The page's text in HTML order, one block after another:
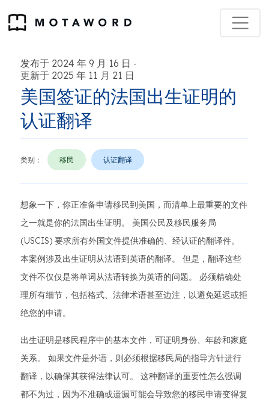
发布于 2024 年 9 月 16 日 -
更新于 2025 年 11 月 21 日
美国签证的法国出生证明的
认证翻译
类别： 移民 认证翻译
想象一下，你正准备申请移民到美国，而清单上最重要的文件
之一就是你的法国出生证明。 美国公民及移民服务局
(USCIS) 要求所有外国文件提供准确的、经认证的翻译件。
本案例涉及出生证明从法语到英语的翻译。 但是，翻译这些
文件不仅仅是将单词从法语转换为英语的问题。 必须精确处
理所有细节，包括格式、法律术语甚至边注，以避免延迟或拒
绝您的申请。
出生证明是移民程序中的基本文件，可证明身份、年龄和家庭
关系。 如果文件是外语，则必须根据移民局的指导方针进行
翻译，以确保其获得法律认可。 这种翻译的重要性怎么强调
都不为过，因为不准确或遗漏可能会导致您的移民申请变得复